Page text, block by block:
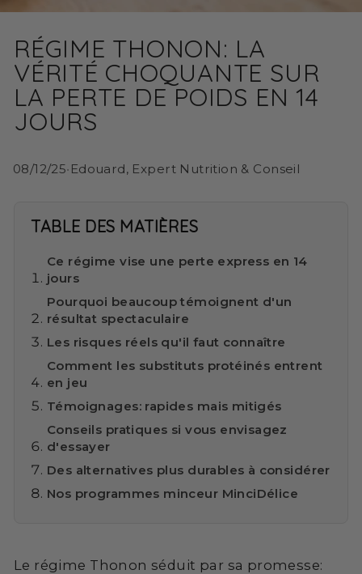
RÉGIME THONON: LA
VÉRITÉ CHOQUANTE SUR
LA PERTE DE POIDS EN 14
JOURS
08/12/25• Edouard, Expert Nutrition & Conseil
TABLE DES MATIÈRES
Ce régime vise une perte express en 14
jours
Pourquoi beaucoup témoignent d'un
résultat spectaculaire
Les risques réels qu'il faut connaître
Comment les substituts protéinés entrent
en jeu
Témoignages: rapides mais mitigés
Conseils pratiques si vous envisagez
d'essayer
Des alternatives plus durables à considérer
Nos programmes minceur MinciDélice
Le régime Thonon séduit par sa promesse: